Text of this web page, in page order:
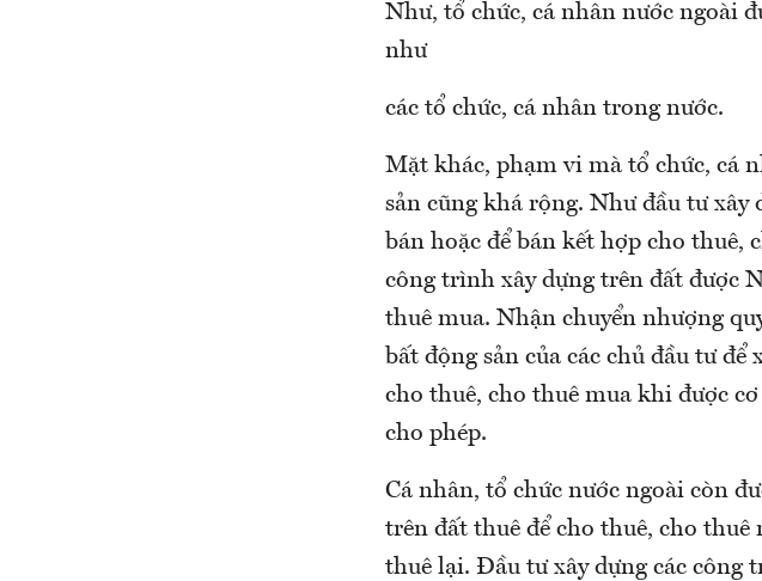
Như, tổ chức, cá nhân nước ngoài
như
các tổ chức, cá nhân trong nước.
Mặt khác, phạm vi mà tổ chức, cá
sản cũng khá rộng. Như đầu tư xây
bán hoặc để bán kết hợp cho thuê,
công trình xây dựng trên đất được
thuê mua. Nhận chuyển nhượng
bất động sản của các chủ đầu tư
cho thuê, cho thuê mua khi được
cho phép.
Cá nhân, tổ chức nước ngoài còn
trên đất thuê để cho thuê, cho
thuê lại. Đầu tư xây dựng các công